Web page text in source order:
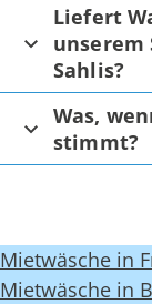
Liefert
unserem
Sahlis?
Was,
stimmt?
Mietwäsche in
Mietwäsche in